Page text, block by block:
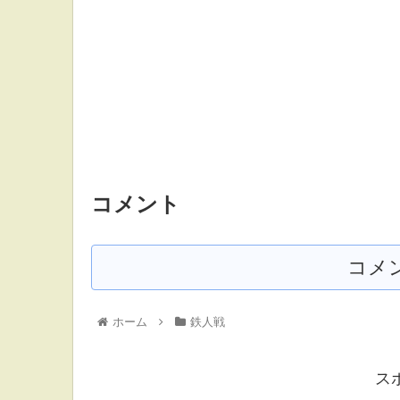
コメント
コメ
ホーム 鉄人戦
ス